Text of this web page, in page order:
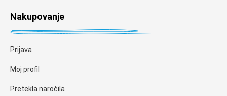
Nakupovanje
Prijava
Moj profil
Pretekla naročila